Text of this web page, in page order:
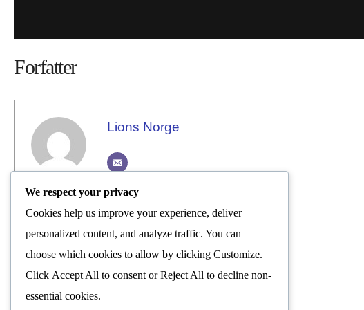
Forfatter
Lions Norge
Lions Norge
Nyhetsrom
We respect your privacy
Cookies help us improve your experience, deliver
personalized content, and analyze traffic. You can
choose which cookies to allow by clicking Customize.
Click Accept All to consent orReject All to decline non-
essential cookies.